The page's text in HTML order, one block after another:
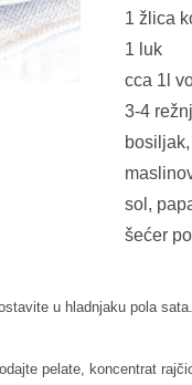
1 žlica
1 luk
cca 1l
3-4
sol,
šećer
u hladnjaku pola
pelate, koncentrat